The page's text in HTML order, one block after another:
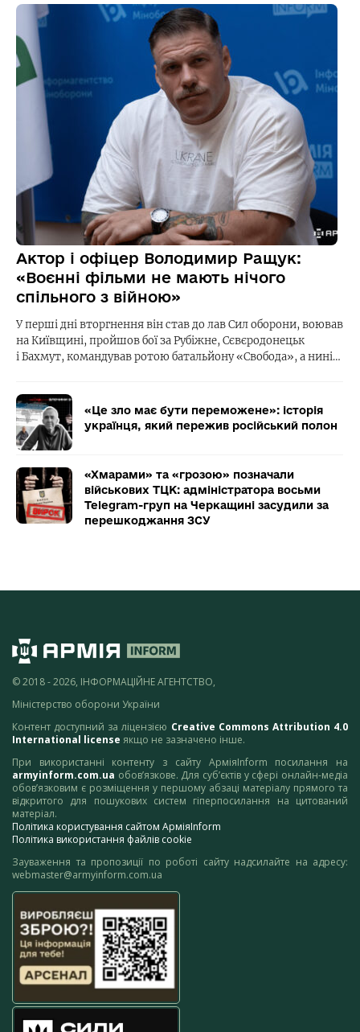
Актор і офіцер Володимир Ращук:
«Воєнні фільми не мають нічого
спільного з війною»
У перші дні вторгнення він став до лав Сил оборони, воював
на Київщині, пройшов бої за Рубіжне, Сєвєродонецьк
і Бахмут, командував ротою батальйону «Свобода», а нині…
«Це зло має бути переможене»: історія
українця, який пережив російський полон
«Хмарами» та «грозою» позначали
військових ТЦК: адміністратора восьми
Telegram-груп на Черкащині засудили за
перешкоджання ЗСУ
© 2018 - 2026, ІНФОРМАЦІЙНЕ АГЕНТСТВО,
Міністерство оборони України
Контент доступний за ліцензією Creative Commons Attribution 4.0
International license якщо не зазначено інше.
При використанні контенту з сайту АрміяInform посилання на
armyinform.com.ua обов’язкове. Для суб’єктів у сфері онлайн-медіа
обов’язковим є розміщення у першому абзаці матеріалу прямого та
відкритого для пошукових систем гіперпосилання на цитований
матеріал.
Політика користування сайтом АрміяInform
Політика використання файлів cookie
Зауваження та пропозиції по роботі сайту надсилайте на адресу:
webmaster@armyinform.com.ua